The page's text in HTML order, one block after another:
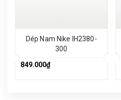
Dép Nam Nike IH2380-
300
849.000₫